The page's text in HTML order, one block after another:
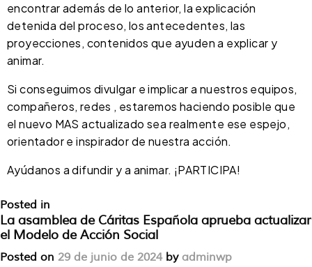
encontrar además de lo anterior, la explicación
detenida del proceso, los antecedentes, las
proyecciones, contenidos que ayuden a explicar y
animar.
Si conseguimos divulgar e implicar a nuestros equipos,
compañeros, redes , estaremos haciendo posible que
el nuevo MAS actualizado sea realmente ese espejo,
orientador e inspirador de nuestra acción.
Ayúdanos a difundir y a animar. ¡PARTICIPA!
Posted in
La asamblea de Cáritas Española aprueba actualizar
el Modelo de Acción Social
Posted on 29 de junio de 2024by adminwp